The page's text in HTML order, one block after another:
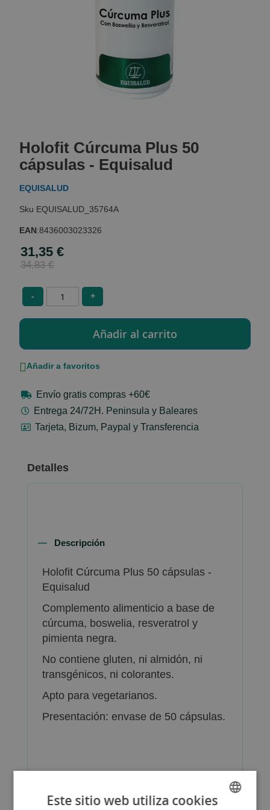
the
beginning
of
the
images
gallery
Holofit Cúrcuma Plus 50
cápsulas - Equisalud
EQUISALUD
EQUISALUD_35764A
EAN:8436003023326
Special
Price
31,35 €
34,83 €
- +
Añadir a favoritos
Envío gratis compras +60€
Entrega 24/72H. Peninsula y Baleares
Tarjeta, Bizum, Paypal y Transferencia
Detalles
Descripción
Holofit Cúrcuma Plus 50 cápsulas -
Equisalud
Complemento alimenticio a base de
cúrcuma, boswelia, resveratrol y
pimienta negra.
No contiene gluten, ni almidón, ni
transgénicos, ni colorantes.
Apto para vegetarianos.
Presentación: envase de 50 cápsulas.
Este sitio web utiliza cookies